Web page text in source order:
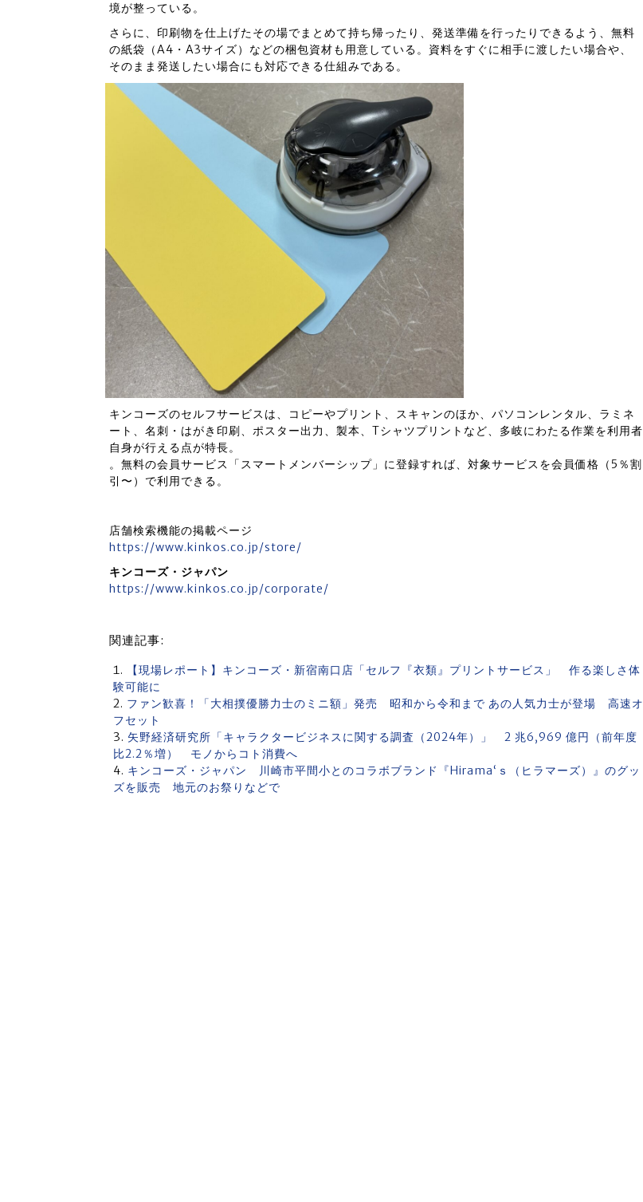
境が整っている。
さらに、印刷物を仕上げたその場でまとめて持ち帰ったり、発送準備を行ったりできるよう、無料
の紙袋（A4・A3サイズ）などの梱包資材も用意している。資料をすぐに相手に渡したい場合や、
そのまま発送したい場合にも対応できる仕組みである。
キンコーズのセルフサービスは、コピーやプリント、スキャンのほか、パソコンレンタル、ラミネ
ート、名刺・はがき印刷、ポスター出力、製本、Tシャツプリントなど、多岐にわたる作業を利用者
自身が行える点が特長。
。無料の会員サービス「スマートメンバーシップ」に登録すれば、対象サービスを会員価格（5％割
引〜）で利用できる。
店舗検索機能の掲載ページ
https://www.kinkos.co.jp/store/
キンコーズ・ジャパン
https://www.kinkos.co.jp/corporate/
関連記事:
【現場レポート】キンコーズ・新宿南口店「セルフ『衣類』プリントサービス」 作る楽しさ体
験可能に
ファン歓喜！「大相撲優勝力士のミニ額」発売 昭和から令和まで あの人気力士が登場 高速オ
フセット
矢野経済研究所「キャラクタービジネスに関する調査（2024年）」 2 兆6,969 億円（前年度
比2.2％増） モノからコト消費へ
キンコーズ・ジャパン 川崎市平間小とのコラボブランド『Hirama‘ｓ（ヒラマーズ）』のグッ
ズを販売 地元のお祭りなどで